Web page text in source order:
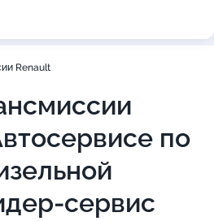
Renault
по
сервис